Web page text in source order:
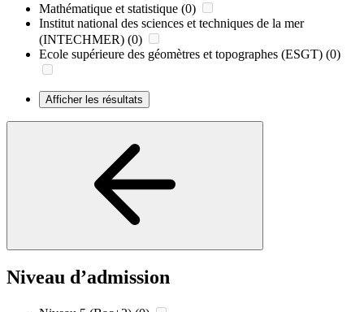
Mathématique et statistique (0)
Institut national des sciences et techniques de la mer
(INTECHMER) (0)
Ecole supérieure des géomètres et topographes (ESGT) (0)
Afficher les résultats
Niveau d’admission